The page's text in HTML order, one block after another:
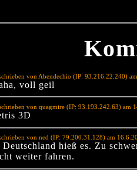
von Abendechio (IP: 93.216.22.240)
voll geil
von quagmire (IP: 93.193.242.63) am
3D
von ned (IP: 79.200.31.128) am
Deutschland hieß es. Zu
weiter fahren.